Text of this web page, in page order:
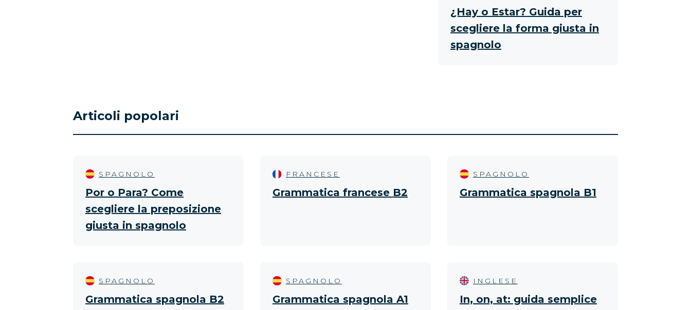
¿Hay o Estar? Guida per
scegliere la forma giusta in
spagnolo
Articoli popolari
SPAGNOLO
Por o Para? Come
scegliere la preposizione
giusta in spagnolo
FRANCESE
Grammatica francese B2
SPAGNOLO
Grammatica spagnola B1
SPAGNOLO
Grammatica spagnola B2
SPAGNOLO
Grammatica spagnola A1
INGLESE
In, on, at: guida semplice